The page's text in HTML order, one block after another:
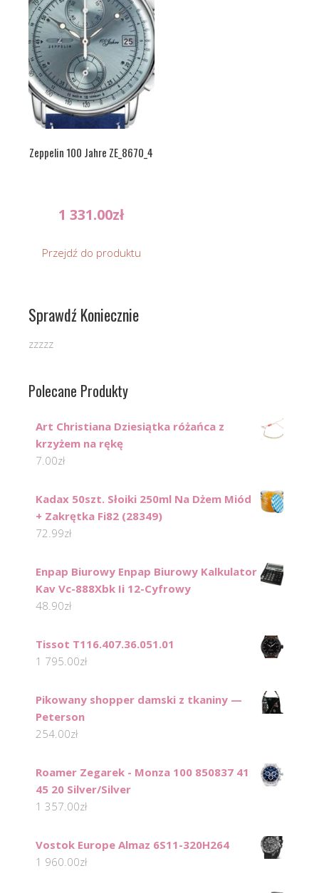
Zeppelin 100 Jahre ZE_8670_4
1 331.00zł
Przejdź do produktu
Sprawdź Koniecznie
zzzzz
Polecane Produkty
Art Christiana Dziesiątka różańca z
krzyżem na rękę
7.00zł
Kadax 50szt. Słoiki 250ml Na Dżem Miód
+ Zakrętka Fi82 (28349)
72.99zł
Enpap Biurowy Enpap Biurowy Kalkulator
Kav Vc-888Xbk Ii 12-Cyfrowy
48.90zł
Tissot T116.407.36.051.01
1 795.00zł
Pikowany shopper damski z tkaniny —
Peterson
254.00zł
Roamer Zegarek - Monza 100 850837 41
45 20 Silver/Silver
1 357.00zł
Vostok Europe Almaz 6S11-320H264
1 960.00zł